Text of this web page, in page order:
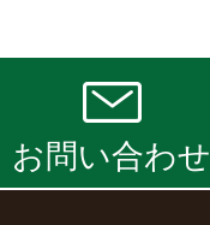
お問い合わせ